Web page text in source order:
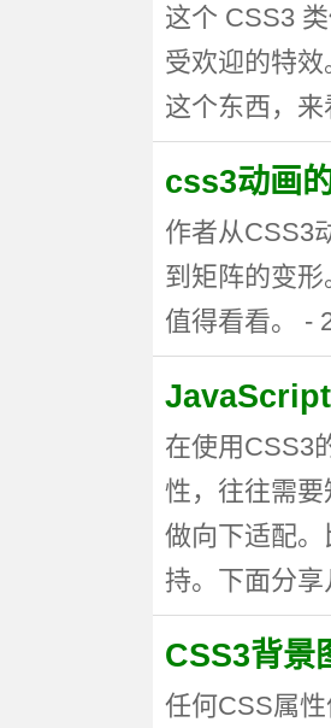
这个 CSS3
受欢迎的特
这个东西，
css3动画
作者从CSS3
到矩阵的变
值得看看。 -
JavaScript
在使用CSS3
性，往往需
做向下适配
持。下面分
CSS3背景
任何CSS属